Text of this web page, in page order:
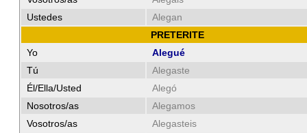
Ustedes
Alegan
PRETERITE
Yo
Alegué
Tú
Alegaste
Él/Ella/Usted
Alegó
Nosotros/as
Alegamos
Vosotros/as
Alegasteis